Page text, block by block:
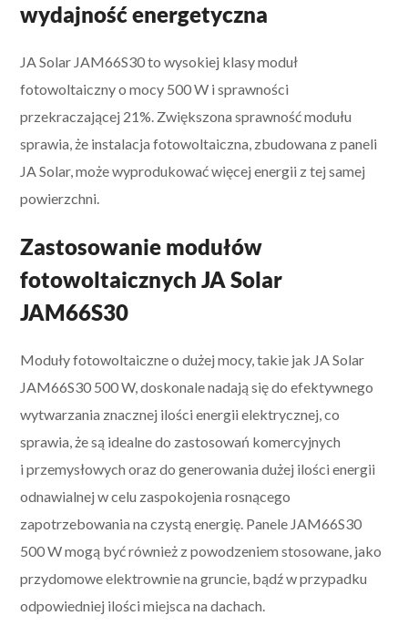
wydajność energetyczna
JA Solar JAM66S30 to wysokiej klasy moduł
fotowoltaiczny o mocy 500 W i sprawności
przekraczającej 21%. Zwiększona sprawność modułu
sprawia, że instalacja fotowoltaiczna, zbudowana z paneli
JA Solar, może wyprodukować więcej energii z tej samej
powierzchni.
Zastosowanie modułów
fotowoltaicznych JA Solar
JAM66S30
Moduły fotowoltaiczne o dużej mocy, takie jak JA Solar
JAM66S30 500 W, doskonale nadają się do efektywnego
wytwarzania znacznej ilości energii elektrycznej, co
sprawia, że są idealne do zastosowań komercyjnych
i przemysłowych oraz do generowania dużej ilości energii
odnawialnej w celu zaspokojenia rosnącego
zapotrzebowania na czystą energię. Panele JAM66S30
500 W mogą być również z powodzeniem stosowane, jako
przydomowe elektrownie na gruncie, bądź w przypadku
odpowiedniej ilości miejsca na dachach.